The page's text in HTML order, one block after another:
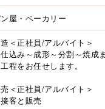
屋・ベーカリー
＜正社員/アルバイト＞
仕込み～成形～分割～焼成
程をお任せします。
＜正社員/アルバイト＞
接客と販売